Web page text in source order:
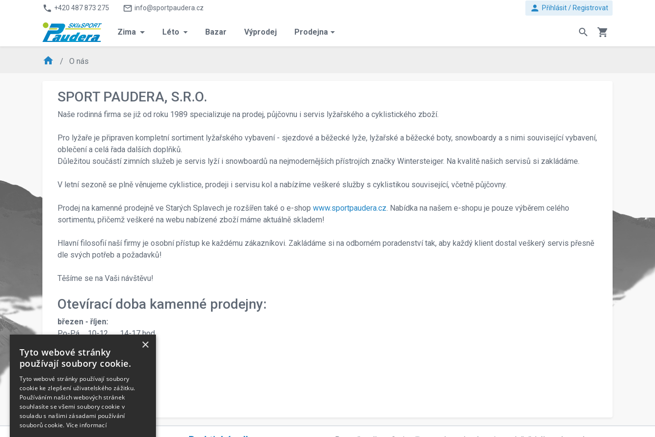
phone +420 487 873 275 mail_outline info@sportpaudera.cz person Přihlásit / Registrovat
Zima Léto Bazar Výprodej Prodejna search shopping_cart
home O nás
SPORT PAUDERA, S.R.O.
Naše rodinná firma se již od roku 1989 specializuje na prodej, půjčovnu i servis lyžařského a cyklistického zboží.
Pro lyžaře je připraven kompletní sortiment lyžařského vybavení - sjezdové a běžecké lyže, lyžařské a běžecké boty, snowboardy a s nimi související vybavení,
oblečení a celá řada dalších doplňků.
Důležitou součástí zimních služeb je servis lyží i snowboardů na nejmodernějších přístrojích značky Wintersteiger. Na kvalitě našich servisů si zakládáme.
V letní sezoně se plně věnujeme cyklistice, prodeji i servisu kol a nabízíme veškeré služby s cyklistikou související, včetně půjčovny.
Prodej na kamenné prodejně ve Starých Splavech je rozšířen také o e-shop www.sportpaudera.cz. Nabídka na našem e-shopu je pouze výběrem celého
sortimentu, přičemž veškeré na webu nabízené zboží máme aktuálně skladem!
Hlavní filosofií naší firmy je osobní přístup ke každému zákazníkovi. Zakládáme si na odborném poradenství tak, aby každý klient dostal veškerý servis přesně
dle svých potřeb a požadavků!
Těšíme se na Vaši návštěvu!
Otevírací doba kamenné prodejny:
březen - říjen:
Po-Pá ... 10-12 14-17 hod.
listopad - únor:
Po-Pá ... 10-18 hod.
So ... 9-14 hod.
×
Tyto webové stránky
používají soubory cookie.
Tyto webové stránky používají soubory
cookie ke zlepšení uživatelského zážitku.
Používáním našich webových stránek
souhlasíte se všemi soubory cookie v
souladu s našimi zásadami používání
souborů cookie. Více informací